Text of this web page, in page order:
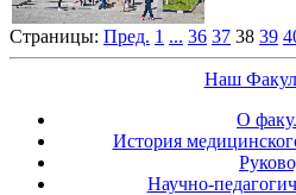
Страницы: Пред. 1 ... 36 37 38 39
Наш
О
История
Научно-